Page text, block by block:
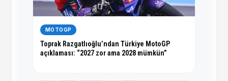
MOTOGP
Toprak Razgatlıoğlu’ndan Türkiye MotoGP
açıklaması: “2027 zor ama 2028 mümkün”